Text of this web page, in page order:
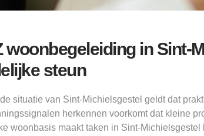
woonbegeleiding in Sint-
steun
situatie van Sint-Michielsgestel geldt dat
herkennen voorkomt dat kleine
woonbasis maakt taken in Sint-Michielsgestel